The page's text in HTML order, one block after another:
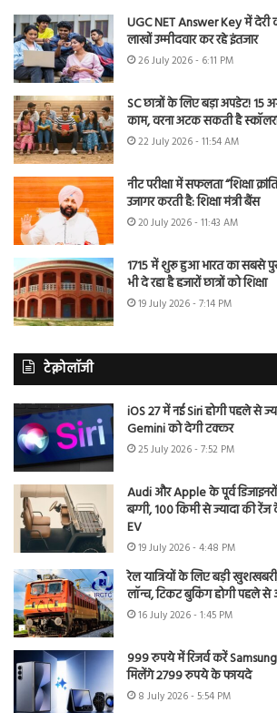
UGC NET Answer Key में
लाखों उम्मीदवार कर रहे इंतजार
26 July 2026 - 6:11 PM
SC छात्रों के लिए बड़ा अपडेट!
काम, वरना अटक सकती है
22 July 2026 - 11:54 AM
नीट परीक्षा में सफलता “शिक्षा
उजागर करती है: शिक्षा मंत्री बैंस
20 July 2026 - 11:43 AM
1715 में शुरू हुआ भारत का सबसे
भी दे रहा है हजारों छात्रों को शिक्षा
19 July 2026 - 7:14 PM
टेक्नोलॉजी
iOS 27 में नई Siri होगी पहले से
Gemini को देगी टक्कर
25 July 2026 - 7:52 PM
Audi और Apple के पूर्व
बग्गी, 100 किमी से ज्यादा की
EV
19 July 2026 - 4:48 PM
रेल यात्रियों के लिए बड़ी
लॉन्च, टिकट बुकिंग होगी पहले
16 July 2026 - 1:45 PM
999 रुपये में रिजर्व करें
मिलेंगे 2799 रुपये के फायदे
8 July 2026 - 5:54 PM